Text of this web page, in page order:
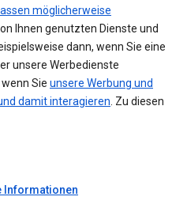
möglicherweise
Ihnen genutzten Dienste und
dann, wenn Sie eine
unsere Werbedienste
Sie unsere Werbung und
damit interagieren. Zu diesen
Informationen